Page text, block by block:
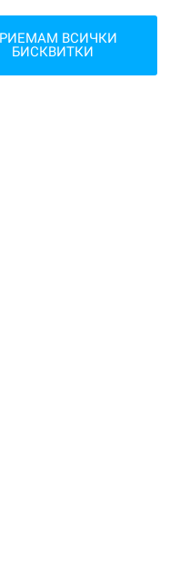
ВСИЧКИ
БИСКВИТКИ